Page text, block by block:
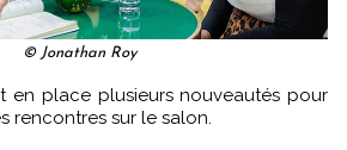
© Jonathan Roy
rencontres sur le salon.